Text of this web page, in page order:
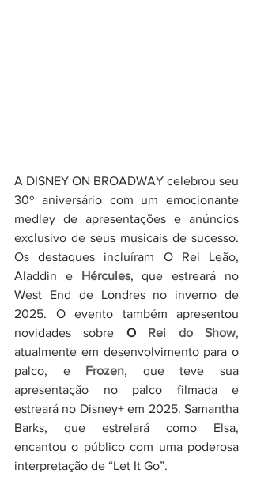
A DISNEY ON BROADWAY celebrou seu
30º aniversário com um emocionante
medley de apresentações e anúncios
exclusivo de seus musicais de sucesso.
Os destaques incluíram O Rei Leão,
Aladdin e Hércules, que estreará no
West End de Londres no inverno de
2025. O evento também apresentou
novidades sobre O Rei do Show,
atualmente em desenvolvimento para o
palco, e Frozen, que teve sua
apresentação no palco filmada e
estreará no Disney+ em 2025. Samantha
Barks, que estrelará como Elsa,
encantou o público com uma poderosa
interpretação de “Let It Go”.